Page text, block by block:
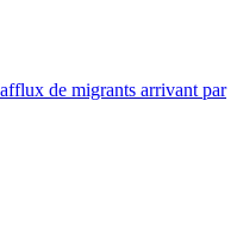
de migrants arrivant par